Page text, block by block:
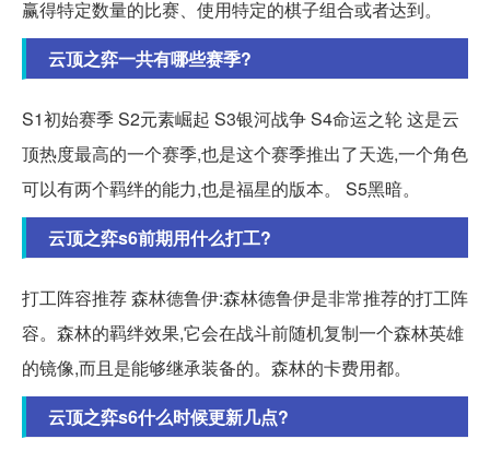
赢得特定数量的比赛、使用特定的棋子组合或者达到。
云顶之弈一共有哪些赛季?
S1初始赛季 S2元素崛起 S3银河战争 S4命运之轮 这是云
顶热度最高的一个赛季,也是这个赛季推出了天选,一个角色
可以有两个羁绊的能力,也是福星的版本。 S5黑暗。
云顶之弈s6前期用什么打工?
打工阵容推荐 森林德鲁伊:森林德鲁伊是非常推荐的打工阵
容。森林的羁绊效果,它会在战斗前随机复制一个森林英雄
的镜像,而且是能够继承装备的。森林的卡费用都。
云顶之弈s6什么时候更新几点?